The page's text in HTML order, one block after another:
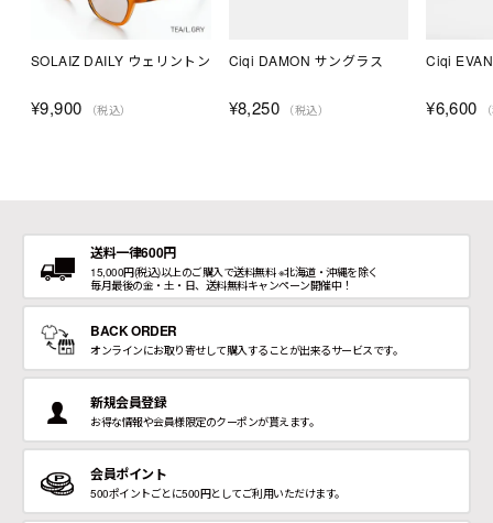
SOLAIZ DAILY ウェリントン
¥9,900 （税込）
Ciqi DAMON サングラス
¥8,250 （税込）
Ciqi
¥6,600
送料一律600円
15,000円(税込)以上のご購入で送料無料 ※北海道・沖縄を除く
毎月最後の金・土・日、送料無料キャンペーン開催中！
BACK ORDER
オンラインにお取り寄せして購入することが出来るサービスです。
新規会員登録
お得な情報や会員様限定のクーポンが貰えます。
会員ポイント
500ポイントごとに500円としてご利用いただけます。